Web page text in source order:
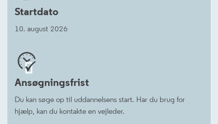
Startdato
10. august 2026


Ansøgningsfrist
Du kan søge op til uddannelsens start. Har du brug for
hjælp, kan du kontakte en vejleder.